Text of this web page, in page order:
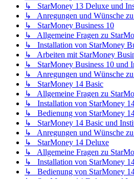
↳ StarMoney 13 Deluxe und
↳ Anregungen und Wünsche
↳ StarMoney Business 10
↳ Allgemeine Fragen zu
↳ Installation von StarMoney
↳ Arbeiten mit StarMoney
↳ StarMoney Business 10 und
↳ Anregungen und Wünsche
↳ StarMoney 14 Basic
↳ Allgemeine Fragen zu
↳ Installation von StarMoney
↳ Bedienung von StarMoney
↳ StarMoney 14 Basic und
↳ Anregungen und Wünsche
↳ StarMoney 14 Deluxe
↳ Allgemeine Fragen zu
↳ Installation von StarMoney
↳ Bedienung von StarMoney